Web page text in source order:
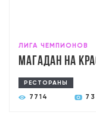
ЛИГА ЧЕМПИОНОВ
Магадан на
РЕСТОРАНЫ
7714 73